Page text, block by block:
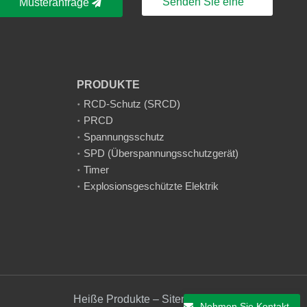
PRODUKTE
RCD-Schutz (SRCD)
PRCD
Spannungsschutz
SPD (Überspannungsschutzgerät)
Timer
Explosionsgeschützte Elektrik
Heiße Produkte – Sitemap – AMP Mobile